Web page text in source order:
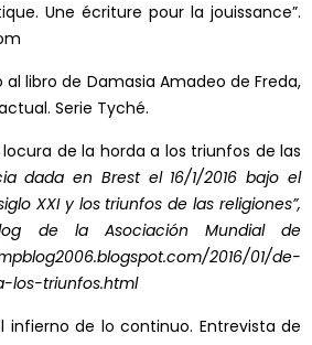
Une écriture pour la jouissance”.
libro de Damasia Amadeo de Freda,
Serie Tyché.
locura de la horda a los triunfos de las
dada en Brest el 16/1/2016 bajo el
XXI y los triunfos de las religiones”,
de la Asociación Mundial de
2016/01/de-
los-triunfos.html
infierno de lo continuo. Entrevista de